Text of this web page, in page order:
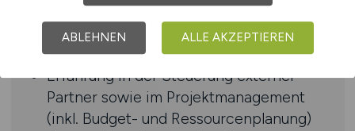
Produktkostensammler)
Kenntnisse in angrenzenden Modulen
wie QM, LE, PS, PM, PLM von Vorteil
Erfahrung in der Steuerung externer
Partner sowie im Projektmanagement
(inkl. Budget- und Ressourcenplanung)
ABLEHNEN ALLE AKZEPTIEREN